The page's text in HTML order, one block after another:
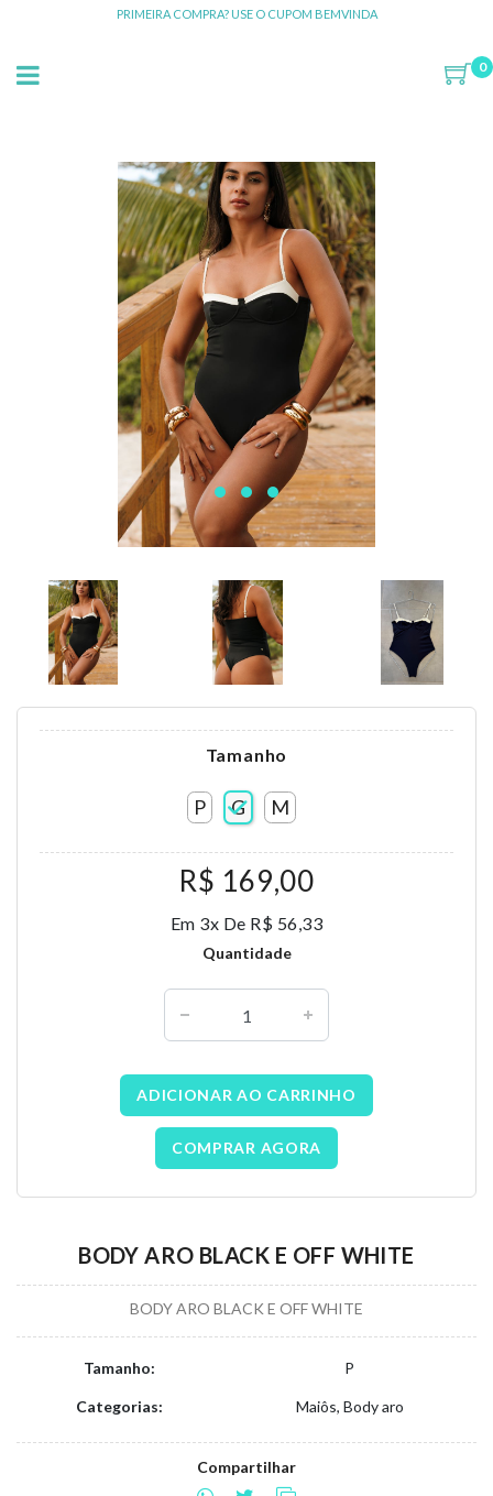
PRIMEIRA COMPRA? USE O CUPOM BEMVINDA
0
Tamanho
P G M
R$ 169,00
Em 3x De R$ 56,33
Quantidade
ADICIONAR AO CARRINHO
COMPRAR AGORA
BODY ARO BLACK E OFF WHITE
BODY ARO BLACK E OFF WHITE
Tamanho: P
Categorias: Maiôs, Body aro
Compartilhar